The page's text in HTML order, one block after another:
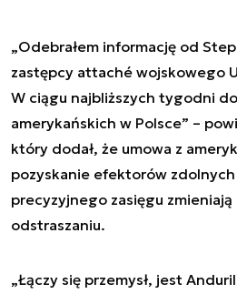
„Odebrałem informację od
zastępcy attaché wojskowego
W ciągu najbliższych tygodni
amerykańskich w Polsce” –
który dodał, że umowa z
pozyskanie efektorów
precyzyjnego zasięgu zmieniają
odstraszaniu.
„Łączy się przemysł, jest